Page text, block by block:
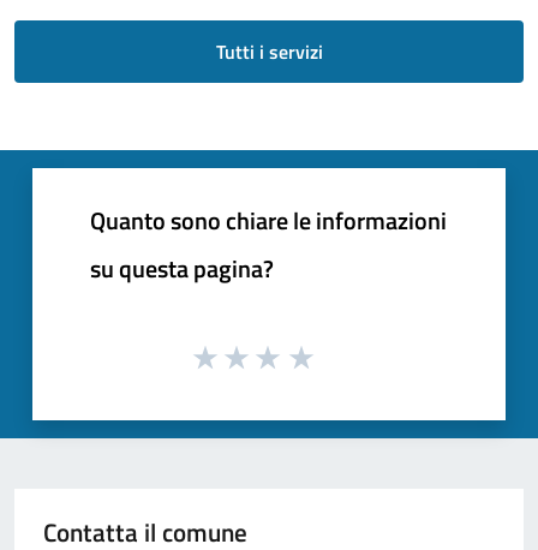
Tutti i servizi
Quanto sono chiare le informazioni
su questa pagina?
Contatta il comune